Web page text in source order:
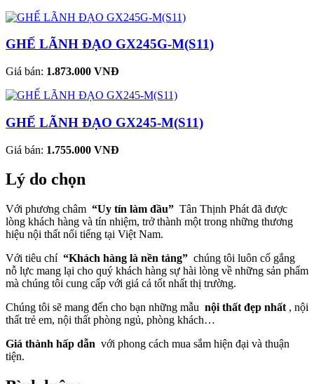
GHẾ LÃNH ĐẠO GX245G-M(S11)
Giá bán: 1.873.000 VNĐ
GHẾ LÃNH ĐẠO GX245-M(S11)
Giá bán: 1.755.000 VNĐ
Lý do chọn
Với phương châm “Uy tín làm đầu” Tân Thịnh Phát đã được
lòng khách hàng và tín nhiệm, trở thành một trong những thương
hiệu nội thất nổi tiếng tại Việt Nam.
Với tiêu chí “Khách hàng là nền tảng” chúng tôi luôn cố gắng
nỗ lực mang lại cho quý khách hàng sự hài lòng về những sản phẩm
mà chúng tôi cung cấp với giá cả tốt nhất thị trường.
Chúng tôi sẽ mang đến cho bạn những mẫu nội thất đẹp nhất , nội
thất trẻ em, nội thất phòng ngủ, phòng khách…
Giá thành hấp dẫn với phong cách mua sắm hiện đại và thuận
tiện.